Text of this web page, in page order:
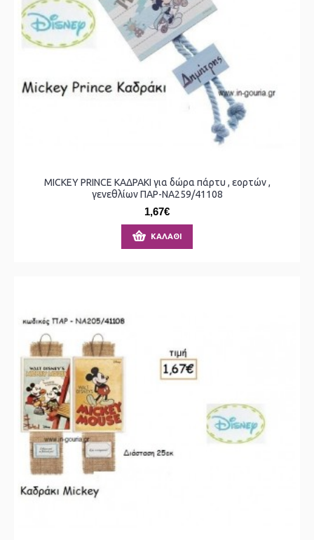
MICKEY PRINCE ΚΑΔΡΑΚΙ για δώρα πάρτυ , εορτών ,
γενεθλίων ΠΑΡ-ΝΑ259/41108
1,67€
ΚΑΛΆΘΙ